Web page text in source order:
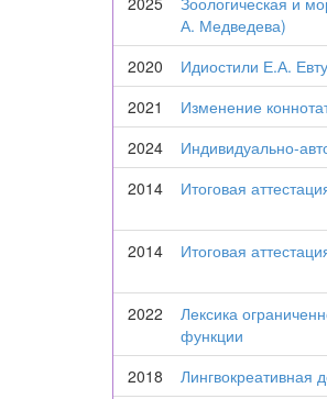
А. Медведева)
2020 Идиостили Е.А.
2021
Изменение
2024
Индивидуально-
2014
Итоговая
2014
Итоговая
2022
Лексика
функции
2018 Лингвокреативная